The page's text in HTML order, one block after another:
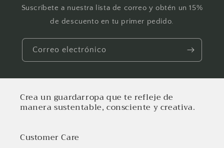
Suscríbete a nuestra lista de correo y obtén un 15%
de descuento en tu primer pedido.
Correo electrónico
Crea un guardarropa que te refleje de
manera sustentable, consciente y creativa.
Customer Care